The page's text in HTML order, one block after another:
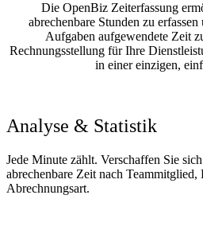
Die OpenBiz Zeiterfassung
abrechenbare Stunden zu
Aufgaben aufgewendete Zeit
Rechnungsstellung für Ihre
in einer einzigen,
Analyse & Statistik
Jede Minute zählt. Verschaffen Sie
abrechenbare Zeit nach
Abrechnungsart.